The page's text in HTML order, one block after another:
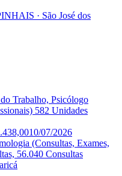
· São José dos
Trabalho, Psicólogo
582 Unidades
10/07/2026
(Consultas, Exames,
56.040 Consultas